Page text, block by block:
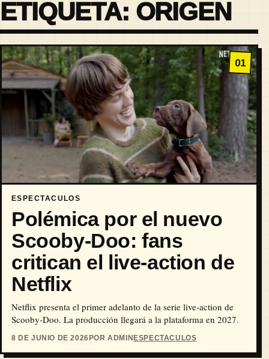
ETIQUETA: ORIGEN
01
ESPECTACULOS
Polémica por el nuevo
Scooby-Doo: fans
critican el live-action de
Netflix
Netflix presenta el primer adelanto de la serie live-action de
Scooby-Doo. La producción llegará a la plataforma en 2027.
8 DE JUNIO DE 2026POR ADMINESPECTACULOS